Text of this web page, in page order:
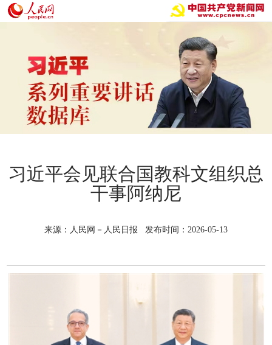
习近平会见联合国教科文组织总
干事阿纳尼
来源：人民网－人民日报 发布时间：2026-05-13